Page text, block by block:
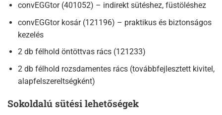
convEGGtor (401052) – indirekt sütéshez, füstöléshez
convEGGtor kosár (121196) – praktikus és biztonságos
kezelés
2 db félhold öntöttvas rács (121233)
2 db félhold rozsdamentes rács (továbbfejlesztett kivitel,
alapfelszereltségként)
Sokoldalú sütési lehetőségek